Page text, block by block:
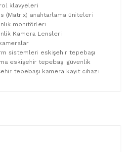
klavyeleri
(Matrix) anahtarlama üniteleri
monitörleri
Kamera Lensleri
sistemleri eskişehir tepebaşı
eskişehir tepebaşı güvenlik
tepebaşı kamera kayıt cihazı